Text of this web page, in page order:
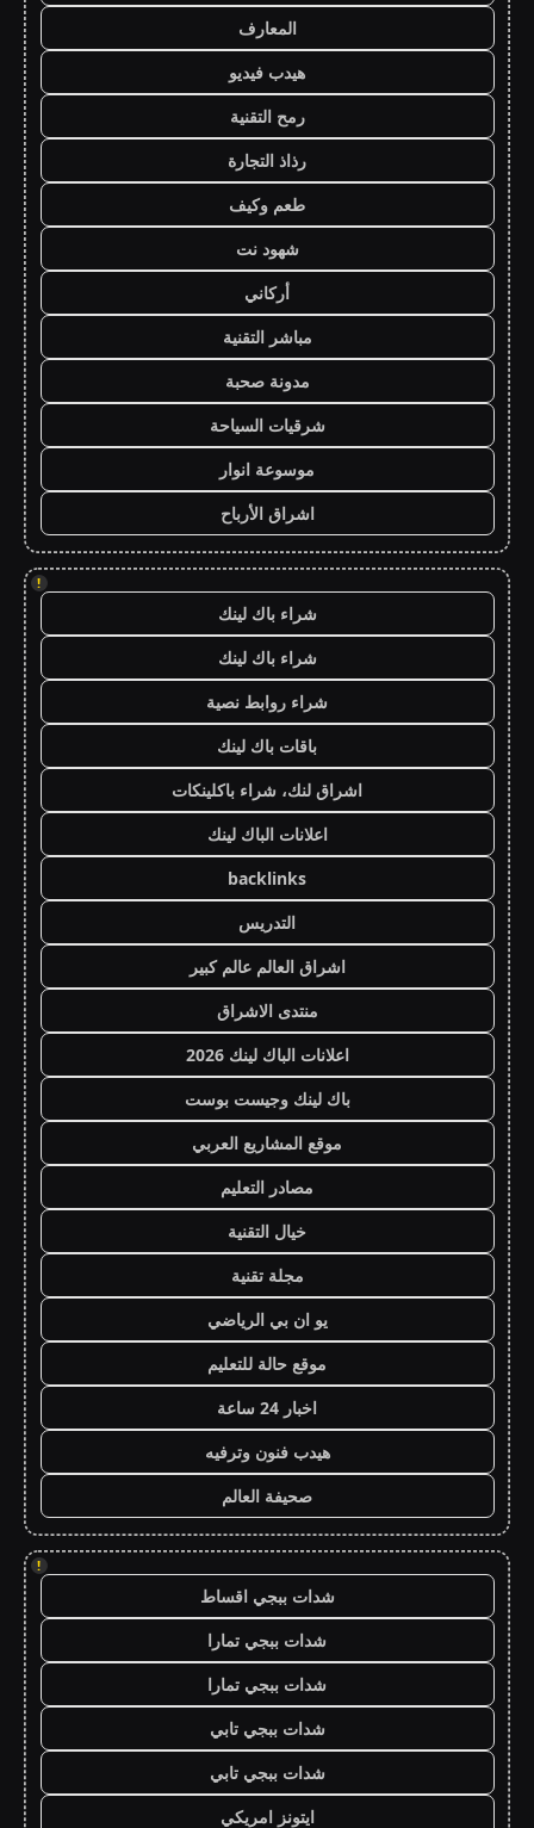
المعارف
هيدب فيديو
رمح التقنية
رذاذ التجارة
طعم وكيف
شهود نت
أركاني
مباشر التقنية
مدونة صحبة
شرقيات السياحة
موسوعة انوار
اشراق الأرباح
!
شراء باك لينك
شراء باك لينك
شراء روابط نصية
باقات باك لينك
اشراق لنك، شراء باكلينكات
اعلانات الباك لينك
backlinks
التدريس
اشراق العالم عالم كبير
منتدى الاشراق
اعلانات الباك لينك 2026
باك لينك وجيست بوست
موقع المشاريع العربي
مصادر التعليم
خيال التقنية
مجلة تقنية
يو ان بي الرياضي
موقع حالة للتعليم
اخبار 24 ساعة
هيدب فنون وترفيه
صحيفة العالم
!
شدات ببجي اقساط
شدات ببجي تمارا
شدات ببجي تمارا
شدات ببجي تابي
شدات ببجي تابي
ايتونز امريكي